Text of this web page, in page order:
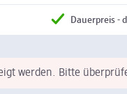
Dauerpreis -
werden. Bitte